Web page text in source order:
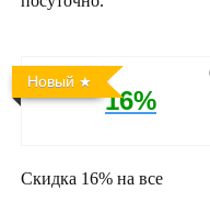
Новый
16%
Скидка 16% на все